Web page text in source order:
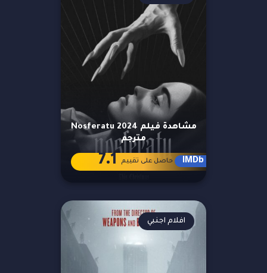
مشاهدة فيلم Nosferatu 2024
مترجم
IMDb حاصل على تقييم 7.1
افلام اجنبي